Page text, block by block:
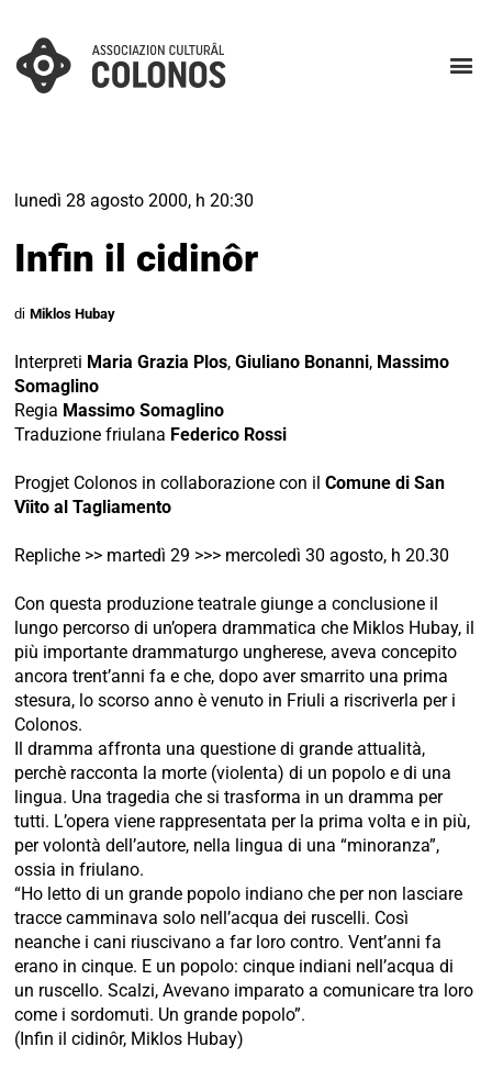
lunedì 28 agosto 2000, h 20:30
Infin il cidinôr
diMiklos Hubay
Interpreti Maria Grazia Plos,Giuliano Bonanni, Massimo
Somaglino
Regia Massimo Somaglino
Traduzione friulana Federico Rossi
Progjet Colonos in collaborazione con ilComune di San
Vîito al Tagliamento
Repliche >> martedì 29 >>> mercoledì 30 agosto, h 20.30
Con questa produzione teatrale giunge a conclusione il
lungo percorso di un’opera drammatica che Miklos Hubay, il
più importante drammaturgo ungherese, aveva concepito
ancora trent’anni fa e che, dopo aver smarrito una prima
stesura, lo scorso anno è venuto in Friuli a riscriverla per i
Colonos.
Il dramma affronta una questione di grande attualità,
perchè racconta la morte (violenta) di un popolo e di una
lingua. Una tragedia che si trasforma in un dramma per
tutti. L’opera viene rappresentata per la prima volta e in più,
per volontà dell’autore, nella lingua di una “minoranza”,
ossia in friulano.
“Ho letto di un grande popolo indiano che per non lasciare
tracce camminava solo nell’acqua dei ruscelli. Così
neanche i cani riuscivano a far loro contro. Vent’anni fa
erano in cinque. E un popolo: cinque indiani nell’acqua di
un ruscello. Scalzi, Avevano imparato a comunicare tra loro
come i sordomuti. Un grande popolo”.
(Infin il cidinôr, Miklos Hubay)